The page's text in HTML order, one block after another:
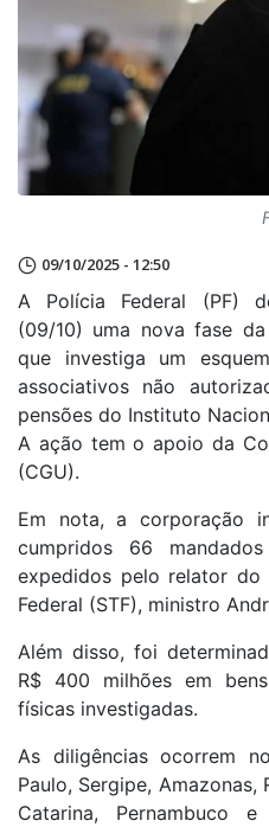
09/10/2025 - 12:50
A Polícia Federal (PF)
(09/10) uma nova fase
que investiga um
associativos não
pensões do Instituto
A ação tem o apoio da
(CGU).
Em nota, a corporação
cumpridos 66
expedidos pelo relator do
Federal (STF), ministro
Além disso, foi
R$ 400 milhões em
físicas investigadas.
As diligências ocorrem
Paulo, Sergipe,
Catarina, Pernambuco